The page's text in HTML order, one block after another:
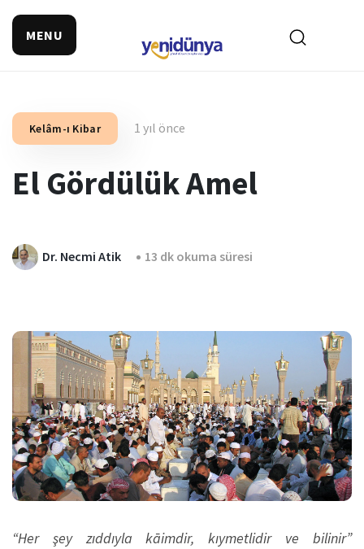
MENU
Kelâm-ı Kibar 1 yıl önce
El Gördülük Amel
Dr. Necmi Atik 13 dk okuma süresi
“Her şey zıddıyla kāimdir, kıymetlidir ve bilinir”